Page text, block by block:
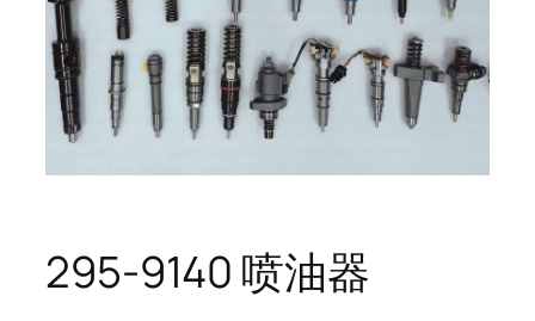
295-9140 喷油器